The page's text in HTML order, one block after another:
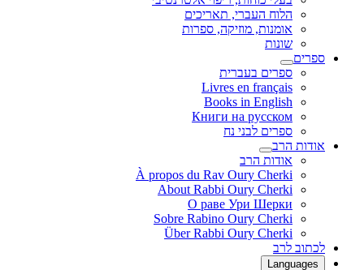
הלוח העברי, תאריכים
אומנות, מוזיקה, ספרות
שונות
ספרים
ספרים בעברית
Livres en français
Books in English
Книги на русском
ספרים לבני נח
אודות הרב
אודות הרב
À propos du Rav Oury Cherki
About Rabbi Oury Cherki
О раве Ури Шерки
Sobre Rabino Oury Cherki
Über Rabbi Oury Cherki
לכתוב לרב
Languages